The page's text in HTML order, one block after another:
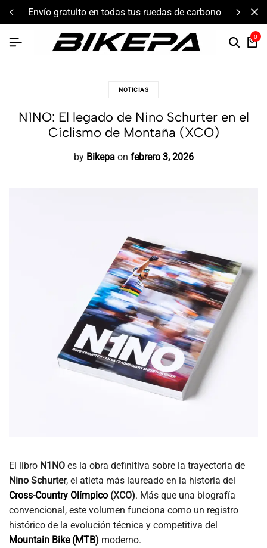
envío gratuito en todas tus ruedas de carbono
0
NOTICIAS
N1NO: El legado de Nino Schurter en el
Ciclismo de Montaña (XCO)
by Bikepa on febrero 3, 2026
El libro N1NO es la obra definitiva sobre la trayectoria de
Nino Schurter, el atleta más laureado en la historia del
Cross-Country Olímpico (XCO). Más que una biografía
convencional, este volumen funciona como un registro
histórico de la evolución técnica y competitiva del
Mountain Bike (MTB) moderno.